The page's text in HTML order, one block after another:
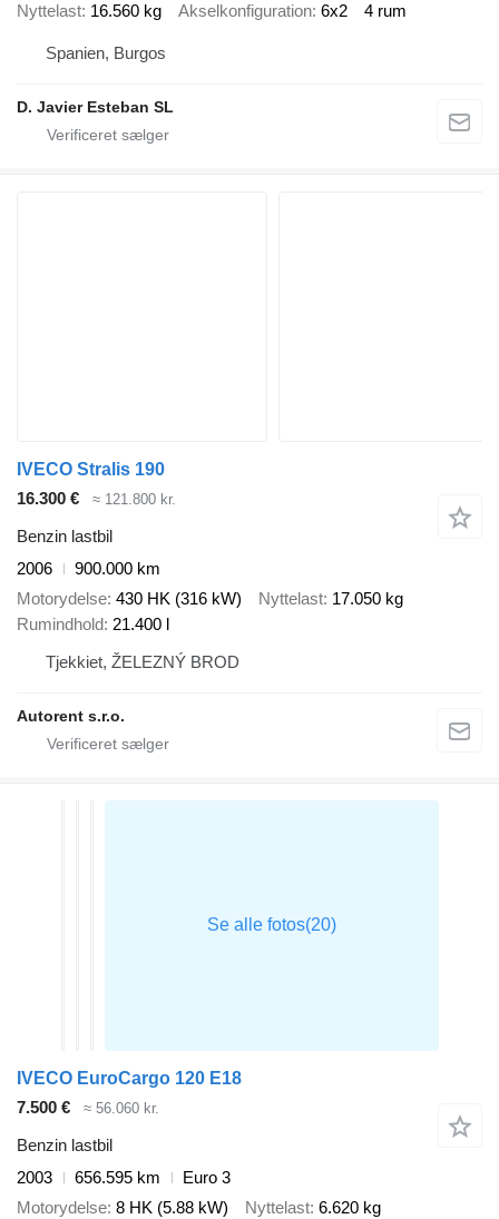
Nyttelast 16.560 kg Akselkonfiguration 6x2 4 rum
Spanien, Burgos
D. Javier Esteban SL
IVECO Stralis 190
16.300 €
≈ 121.800 kr.
Benzin lastbil
2006
900.000 km
Motorydelse 430 HK (316 kW) Nyttelast 17.050 kg
Rumindhold 21.400 l
Tjekkiet, ŽELEZNÝ BROD
Autorent s.r.o.
IVECO EuroCargo 120 E18
7.500 €
≈ 56.060 kr.
Benzin lastbil
2003
656.595 km
Euro 3
Motorydelse 8 HK (5.88 kW) Nyttelast 6.620 kg